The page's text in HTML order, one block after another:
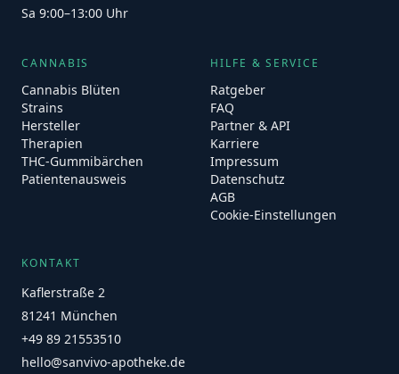
Sa 9:00–13:00 Uhr
CANNABIS
Cannabis Blüten
Strains
Hersteller
Therapien
THC-Gummibärchen
Patientenausweis
HILFE & SERVICE
Ratgeber
FAQ
Partner & API
Karriere
Impressum
Datenschutz
AGB
Cookie-Einstellungen
KONTAKT
Kaflerstraße 2
81241 München
+49 89 21553510
hello@sanvivo-apotheke.de